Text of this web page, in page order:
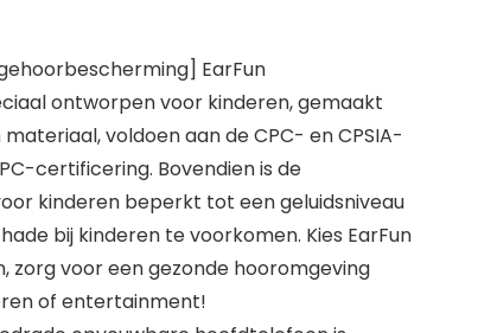
EarFun
ontworpen voor kinderen, gemaakt
voldoen aan de CPC- en CPSIA-
certificering. Bovendien is de
kinderen beperkt tot een geluidsniveau
bij kinderen te voorkomen. Kies EarFun
zorg voor een gezonde hooromgeving
of entertainment!